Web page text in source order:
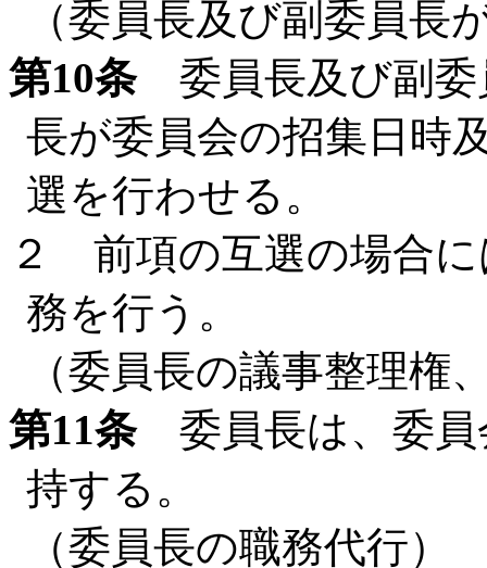
（委員長及び副委員長
第10条委員長及び副委
長が委員会の招集日時
選を行わせる。
２ 前項の互選の場合に
務を行う。
（委員長の議事整理権
第11条委員長は、委員
持する。
（委員長の職務代行）